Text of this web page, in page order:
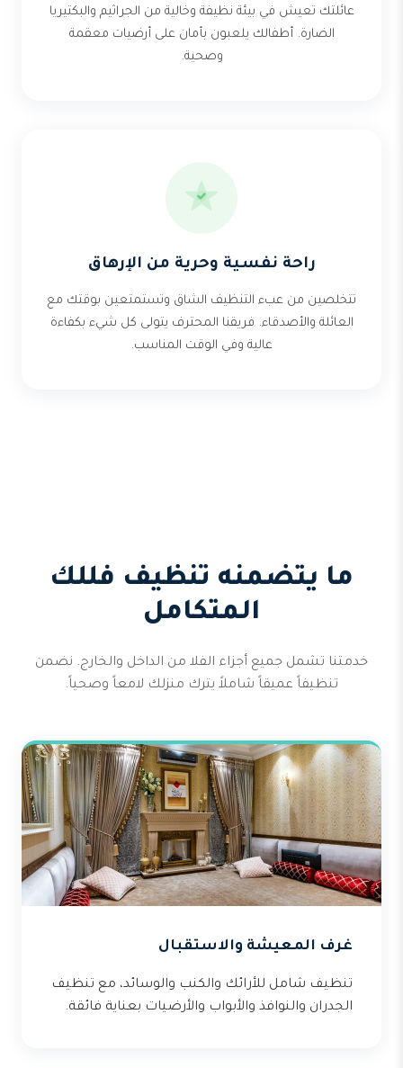
عائلتك تعيش في بيئة نظيفة وخالية من الجراثيم والبكتيريا
الضارة. أطفالك يلعبون بأمان على أرضيات معقمة
وصحية.
راحة نفسية وحرية من الإرهاق
تتخلصين من عبء التنظيف الشاق وتستمتعين بوقتك مع
العائلة والأصدقاء. فريقنا المحترف يتولى كل شيء بكفاءة
عالية وفي الوقت المناسب.
ما يتضمنه تنظيف فللك
المتكامل
خدمتنا تشمل جميع أجزاء الفلا من الداخل والخارج. نضمن
تنظيفاً عميقاً شاملاً يترك منزلك لامعاً وصحياً.
غرف المعيشة والاستقبال
تنظيف شامل للأرائك والكنب والوسائد، مع تنظيف
الجدران والنوافذ والأبواب والأرضيات بعناية فائقة.